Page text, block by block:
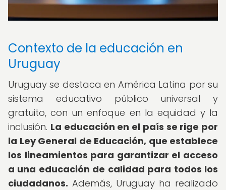
Contexto de la educación en
Uruguay
Uruguay se destaca en América Latina por su
sistema educativo público universal y
gratuito, con un enfoque en la equidad y la
inclusión. La educación en el país se rige por
la Ley General de Educación, que establece
los lineamientos para garantizar el acceso
a una educación de calidad para todos los
ciudadanos. Además, Uruguay ha realizado